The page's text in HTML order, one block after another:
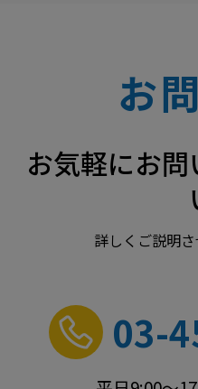
お
お気軽にお
詳しくご説明
03-